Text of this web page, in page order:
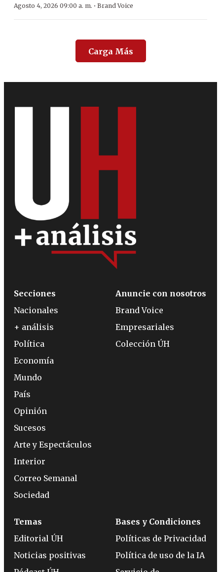
Agosto 4, 2026 09:00 a. m. · Brand Voice
Carga Más
Secciones
Nacionales
+ análisis
Política
Economía
Mundo
País
Opinión
Sucesos
Arte y Espectáculos
Interior
Correo Semanal
Sociedad
Anuncie con nosotros
Brand Voice
Empresariales
Colección ÚH
Temas
Editorial ÚH
Noticias positivas
Bases y Condiciones
Políticas de Privacidad
Política de uso de la IA